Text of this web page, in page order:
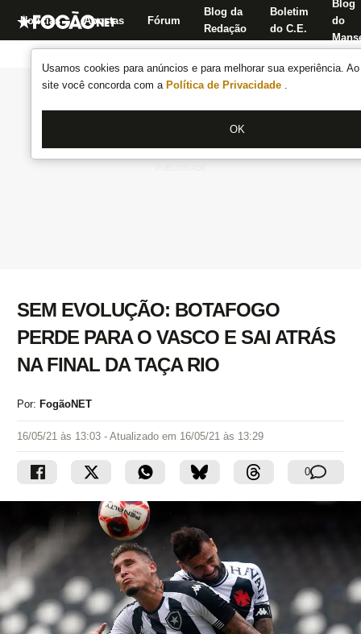
Usamos cookies para anúncios e para melhorar sua experiência.
site você concorda com a Política de Privacidade .
OK
Notícias Apostas Fórum
Blog da
Redação
Boletim
do C.E.
Blog
do
SEM EVOLUÇÃO: BOTAFOGO
PERDE PARA O VASCO E SAI ATRÁS
NA FINAL DA TAÇA RIO
Por: FogãoNET
16/05/21 às 13:03 - Atualizado em 16/05/21 às 13:29
0